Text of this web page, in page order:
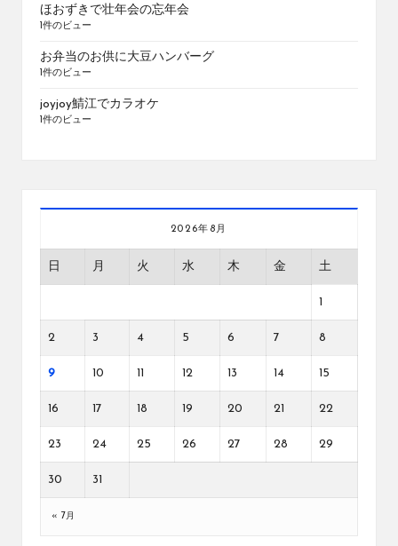
ほおずきで壮年会の忘年会
1件のビュー
お弁当のお供に大豆ハンバーグ
1件のビュー
joyjoy鯖江でカラオケ
1件のビュー
2026年8月
日 月 火 水 木 金 土
1
2 3 4 5 6 7 8
9 10 11 12 13 14 15
16 17 18 19 20 21 22
23 24 25 26 27 28 29
30 31
« 7月